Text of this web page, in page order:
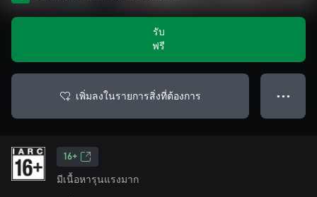
รับ
ฟรี
เพิ่มลงในรายการสิ่งที่ต้องการ ● ● ●
16+
มีเนื้อหารุนแรงมาก